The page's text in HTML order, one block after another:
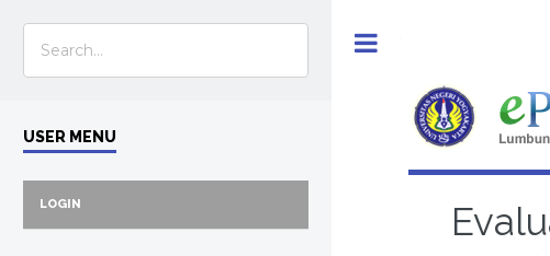
USER MENU
LOGIN